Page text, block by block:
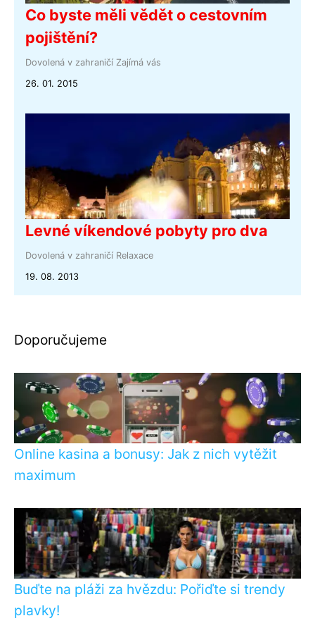
Co byste měli vědět o cestovním
pojištění?
Dovolená v zahraničí Zajímá vás
26. 01. 2015
Levné víkendové pobyty pro dva
Dovolená v zahraničí Relaxace
19. 08. 2013
Doporučujeme
Online kasina a bonusy: Jak z nich vytěžit
maximum
Buďte na pláži za hvězdu: Pořiďte si trendy
plavky!